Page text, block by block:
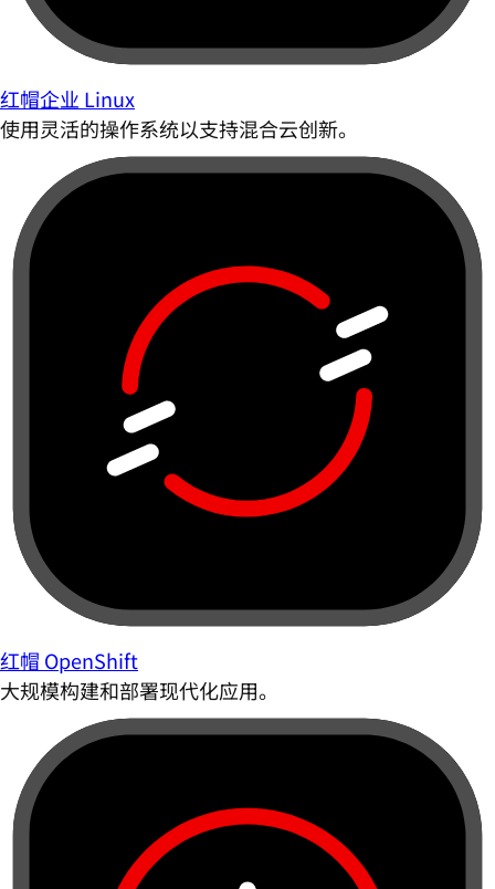
红帽企业 Linux
使用灵活的操作系统以支持混合云创新。
红帽 OpenShift
大规模构建和部署现代化应用。